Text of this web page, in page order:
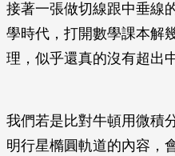
接著一張做切線跟中垂線
學時代，打開數學課本解
理，似乎還真的沒有超出
我們若是比對牛頓用微積
明行星橢圓軌道的內容，